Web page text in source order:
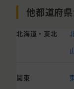
他都道府
北海道・東北
関東